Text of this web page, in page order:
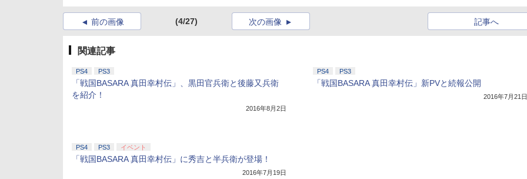
前の画像 (4/27) 記事へ
次の画像
関連記事
PS4 PS3
「戦国BASARA 真田幸村伝」、黒田官兵衛と後藤又兵衛
を紹介！
2016年8月2日
PS4 PS3
「戦国BASARA 真田幸村伝」新PVと続報公開
2016年7月21日
PS4 PS3 イベント
「戦国BASARA 真田幸村伝」に秀吉と半兵衛が登場！
2016年7月19日